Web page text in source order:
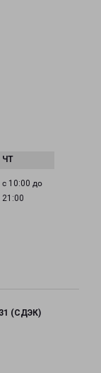
с 10:00 до
21:00
(СДЭК)